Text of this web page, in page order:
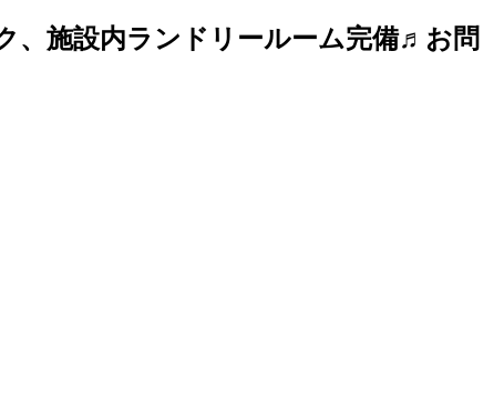
、施設内ランドリールーム完備♬お問